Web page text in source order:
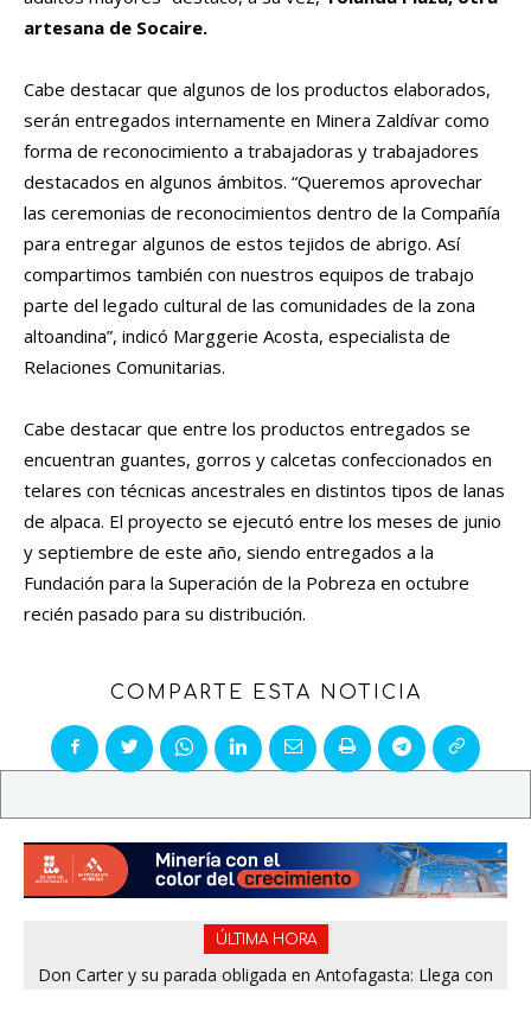
artesana de Socaire.
Cabe destacar que algunos de los productos elaborados,
serán entregados internamente en Minera Zaldívar como
forma de reconocimiento a trabajadoras y trabajadores
destacados en algunos ámbitos. “Queremos aprovechar
las ceremonias de reconocimientos dentro de la Compañía
para entregar algunos de estos tejidos de abrigo. Así
compartimos también con nuestros equipos de trabajo
parte del legado cultural de las comunidades de la zona
altoandina”, indicó Marggerie Acosta, especialista de
Relaciones Comunitarias.
Cabe destacar que entre los productos entregados se
encuentran guantes, gorros y calcetas confeccionados en
telares con técnicas ancestrales en distintos tipos de lanas
de alpaca. El proyecto se ejecutó entre los meses de junio
y septiembre de este año, siendo entregados a la
Fundación para la Superación de la Pobreza en octubre
recién pasado para su distribución.
COMPARTE ESTA NOTICIA